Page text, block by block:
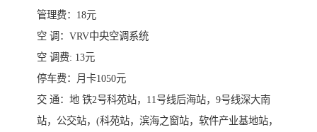
管理费：18元
空 调：VRV中央空调系统
空 调费: 13元
停车费：月卡1050元
交 通：地 铁2号科苑站，11号线后海站，9号线深大南
站，公交站，(科苑站，滨海之窗站，软件产业基地站，